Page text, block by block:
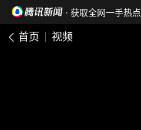
· 获取全网一手热点
首页 视频